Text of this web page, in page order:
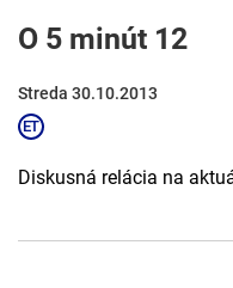
O 5 minút 12
Streda 30.10.2013
Diskusná relácia na